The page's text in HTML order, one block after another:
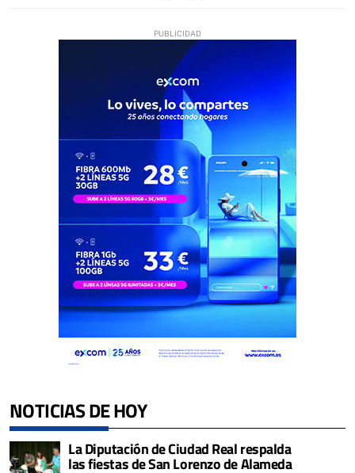
NOTICIAS DE HOY
La Diputación de Ciudad Real respalda
las fiestas de San Lorenzo de Alameda